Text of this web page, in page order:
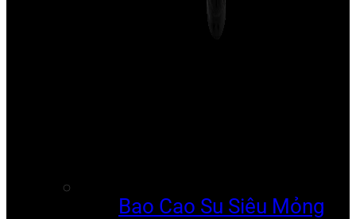
Bao Cao Su Siêu Mỏng